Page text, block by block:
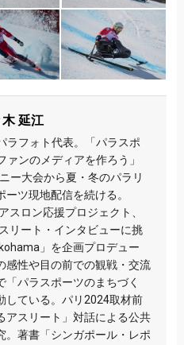
延江
ラフォト代表。「パラスポ
ァンのメディアを作ろう」
ー大会から夏・冬のパラリ
ツ現地配信を続ける。
スロン応援プロジェクト、
リート・インタビューに挑
」を企画プロデュー
感性や目の前での観戦・交流
パラスポーツのまちづく
している。パリ2024取材前
アスリート」対話による公共
。著書「シンガポール・レポ